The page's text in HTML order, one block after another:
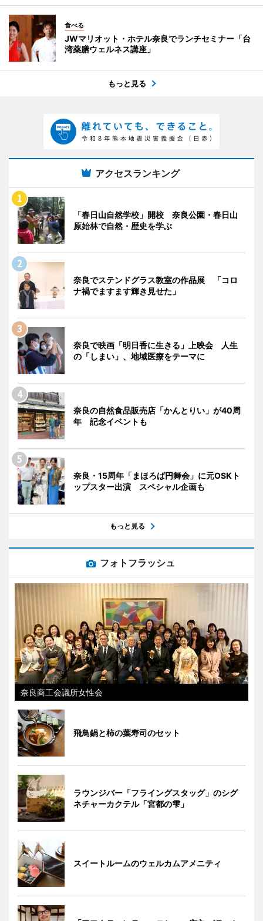
食べる
JWマリオット・ホテル奈良でランチセミナー「台
湾薬膳ウェルネス講座」
もっと見る
アクセスランキング
「春日山自然学校」開校 奈良公園・春日山
原始林で自然・歴史を学ぶ
奈良でステンドグラス教室の作品展 「コロ
ナ禍でますます輝き見せた」
奈良で映画「明日香に生きる」上映会 人生
の「しまい」、地域医療をテーマに
奈良の自然食品販売店「かんとりい」が40周
年 記念イベントも
奈良・15周年「まほろば円舞会」に元OSKト
ップスター出演 スペシャル企画も
もっと見る
フォトフラッシュ
奈良商工会議所女性会
飛鳥鍋と柿の葉寿司のセット
ラウンジバー「フライングスタッグ」のシグ
ネチャーカクテル「宮都の雫」
スイートルームのウェルカムアメニティ